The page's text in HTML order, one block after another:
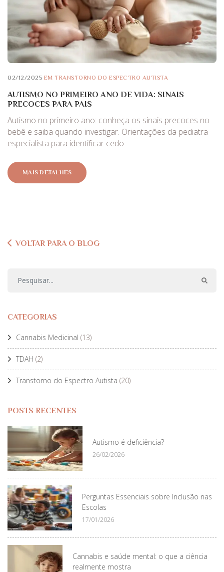
02/12/2025 EM TRANSTORNO DO ESPECTRO AUTISTA
AUTISMO NO PRIMEIRO ANO DE VIDA: SINAIS
PRECOCES PARA PAIS
Autismo no primeiro ano: conheça os sinais precoces no
bebê e saiba quando investigar. Orientações da pediatra
especialista para identificar cedo
MAIS DETALHES
VOLTAR PARA O BLOG
CATEGORIAS
Cannabis Medicinal (13)
TDAH (2)
Transtorno do Espectro Autista (20)
POSTS RECENTES
Autismo é deficiência?
26/02/2026
Perguntas Essenciais sobre Inclusão nas
Escolas
17/01/2026
Cannabis e saúde mental: o que a ciência
realmente mostra